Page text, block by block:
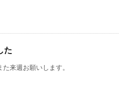
た
来週お願いします。